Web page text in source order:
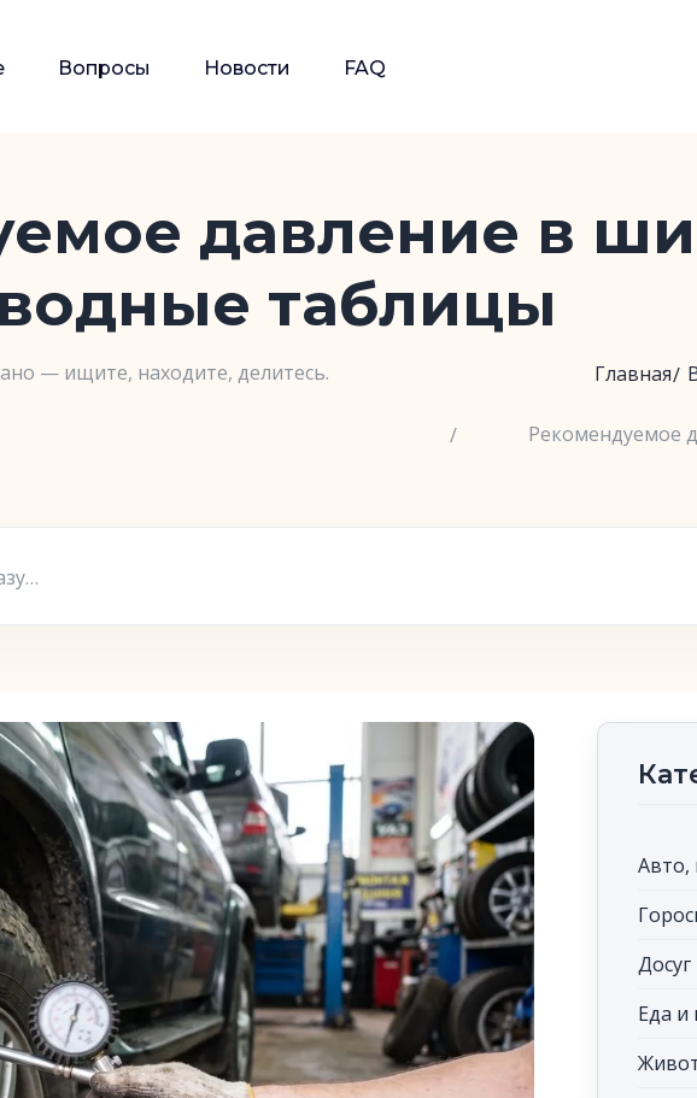
Вопросы Новости FAQ
давление в
таблицы
— ищите, находите, делитесь. Главная
Рекомендуемое
Авто,
Еда и